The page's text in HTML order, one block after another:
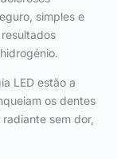
simples e
LED estão a
os dentes
sem dor,